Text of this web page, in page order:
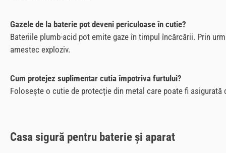
Gazele de la baterie pot deveni periculoase în cutie?
Bateriile plumb-acid pot emite gaze în timpul încărcării. Prin
amestec exploziv.
Cum protejez suplimentar cutia împotriva furtului?
Folosește o cutie de protecție din metal care poate fi
Casa sigură pentru baterie și aparat